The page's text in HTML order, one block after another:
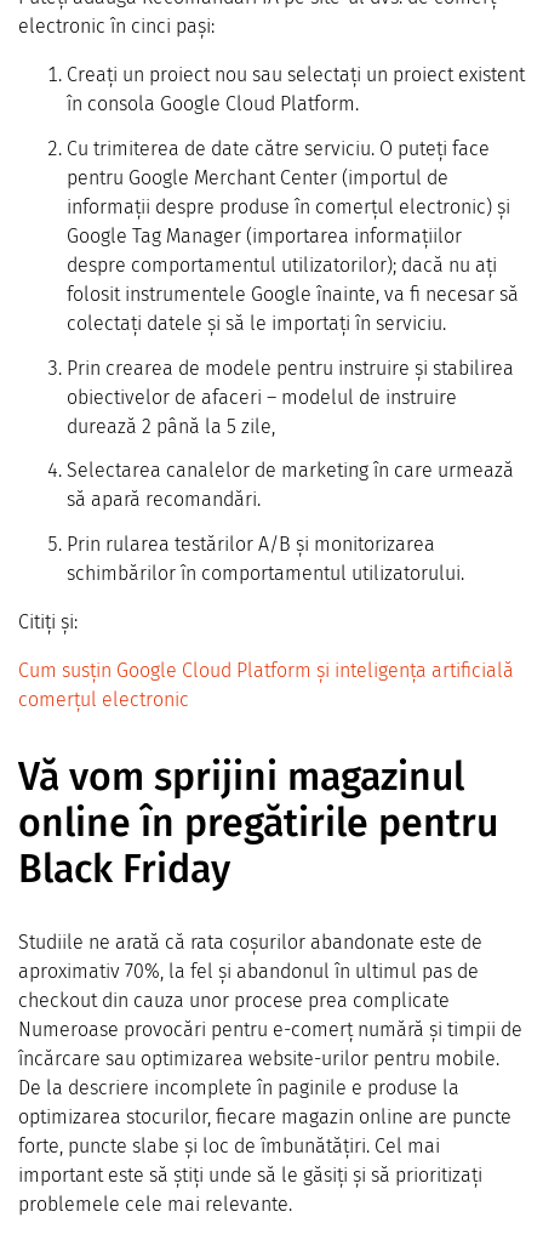
electronic în cinci pași:
Creați un proiect nou sau selectați un proiect existent
în consola Google Cloud Platform.
Cu trimiterea de date către serviciu. O puteți face
pentru Google Merchant Center (importul de
informații despre produse în comerțul electronic) și
Google Tag Manager (importarea informațiilor
despre comportamentul utilizatorilor); dacă nu ați
folosit instrumentele Google înainte, va fi necesar să
colectați datele și să le importați în serviciu.
Prin crearea de modele pentru instruire și stabilirea
obiectivelor de afaceri – modelul de instruire
durează 2 până la 5 zile,
Selectarea canalelor de marketing în care urmează
să apară recomandări.
Prin rularea testărilor A/B și monitorizarea
schimbărilor în comportamentul utilizatorului.
Citiți și:
Cum susțin Google Cloud Platform și inteligența artificială
comerțul electronic
Vă vom sprijini magazinul
online în pregătirile pentru
Black Friday
Studiile ne arată că rata coșurilor abandonate este de
aproximativ 70%, la fel și abandonul în ultimul pas de
checkout din cauza unor procese prea complicate
Numeroase provocări pentru e-comerț numără și timpii de
încărcare sau optimizarea website-urilor pentru mobile.
De la descriere incomplete în paginile e produse la
optimizarea stocurilor, fiecare magazin online are puncte
forte, puncte slabe și loc de îmbunătățiri. Cel mai
important este să știți unde să le găsiți și să prioritizați
problemele cele mai relevante.